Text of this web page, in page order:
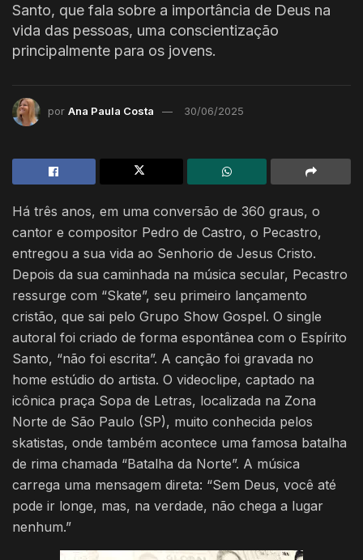
Santo, que fala sobre a importância de Deus na
vida das pessoas, uma conscientização
principalmente para os jovens.
por Ana Paula Costa 30/06/2025
Há três anos, em uma conversão de 360 graus, o
cantor e compositor Pedro de Castro, o Pecastro,
entregou a sua vida ao Senhorio de Jesus Cristo.
Depois da sua caminhada na música secular, Pecastro
ressurge com “Skate”, seu primeiro lançamento
cristão, que sai pelo Grupo Show Gospel. O single
autoral foi criado de forma espontânea com o Espírito
Santo, “não foi escrita”. A canção foi gravada no
home estúdio do artista. O videoclipe, captado na
icônica praça Sopa de Letras, localizada na Zona
Norte de São Paulo (SP), muito conhecida pelos
skatistas, onde também acontece uma famosa batalha
de rima chamada “Batalha da Norte”. A música
carrega uma mensagem direta: “Sem Deus, você até
pode ir longe, mas, na verdade, não chega a lugar
nenhum.”